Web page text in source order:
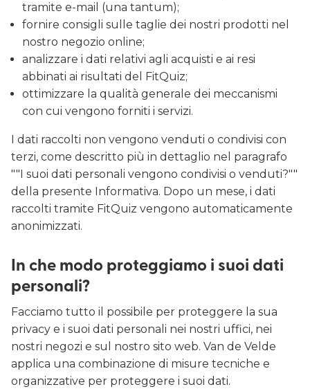
tramite e-mail (una tantum);
fornire consigli sulle taglie dei nostri prodotti nel
nostro negozio online;
analizzare i dati relativi agli acquisti e ai resi
abbinati ai risultati del FitQuiz;
ottimizzare la qualità generale dei meccanismi
con cui vengono forniti i servizi.
I dati raccolti non vengono venduti o condivisi con
terzi, come descritto più in dettaglio nel paragrafo
""I suoi dati personali vengono condivisi o venduti?""
della presente Informativa. Dopo un mese, i dati
raccolti tramite FitQuiz vengono automaticamente
anonimizzati.
In che modo proteggiamo i suoi dati
personali?
Facciamo tutto il possibile per proteggere la sua
privacy e i suoi dati personali nei nostri uffici, nei
nostri negozi e sul nostro sito web. Van de Velde
applica una combinazione di misure tecniche e
organizzative per proteggere i suoi dati.